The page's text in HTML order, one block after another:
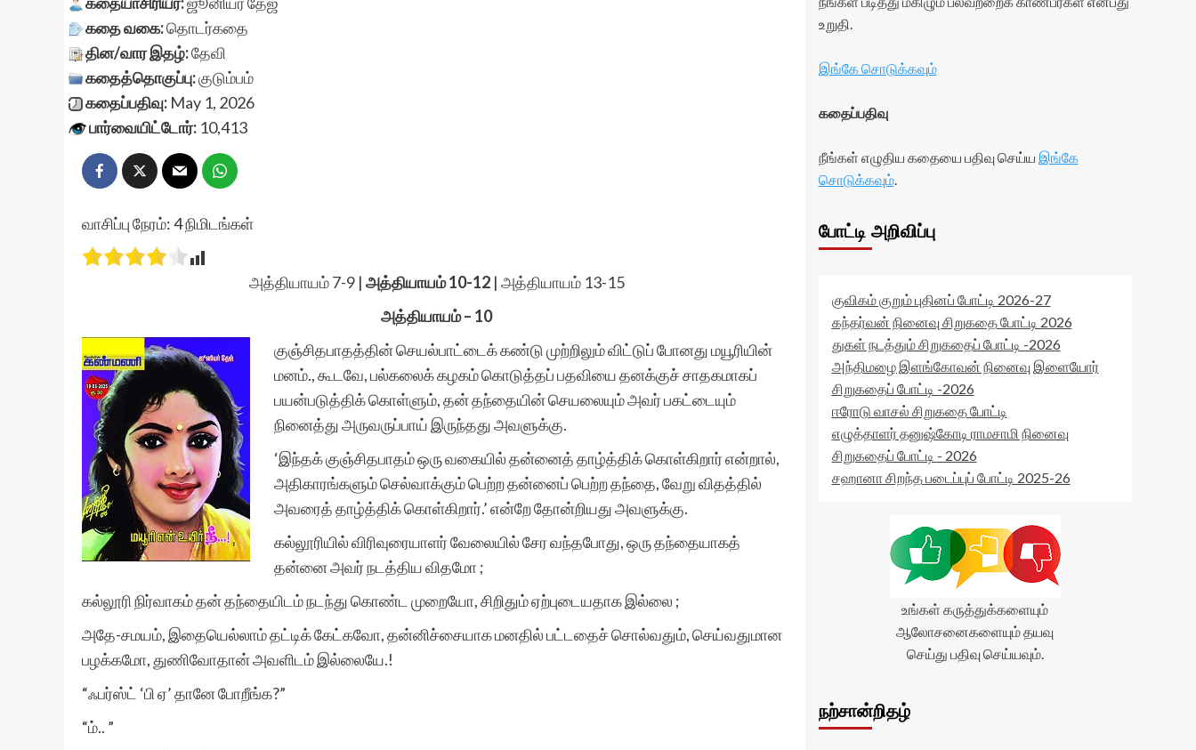
கதை வகை:தொடர்கதை
தின/வார இதழ்:தேவி
கதைத்தொகுப்பு:குடும்பம்
கதைப்பதிவு: May 1, 2026
பார்வையிட்டோர்: 10,413
வாசிப்பு நேரம்:4நிமிடங்கள்
அத்தியாயம் 7-9| அத்தியாயம் 10-12| அத்தியாயம் 13-15
அத்தியாயம் – 10
குஞ்சிதபாதத்தின் செயல்பாட்டைக் கண்டு முற்றிலும் விட்டுப் போனது மயூரியின்
மனம்., கூடவே, பல்கலைக் கழகம் கொடுத்தப் பதவியை தனக்குச் சாதகமாகப்
பயன்படுத்திக் கொள்ளும், தன் தந்தையின் செயலையும் அவர் பகட்டையும்
நினைத்து அருவருப்பாய் இருந்தது அவளுக்கு.
‘இந்தக் குஞ்சிதபாதம் ஒரு வகையில் தன்னைத் தாழ்த்திக் கொள்கிறார் என்றால்,
அதிகாரங்களும் செல்வாக்கும் பெற்ற தன்னைப் பெற்ற தந்தை, வேறு விதத்தில்
அவரைத் தாழ்த்திக் கொள்கிறார்.’ என்றே தோன்றியது அவளுக்கு.
கல்லூரியில் விரிவுரையாளர் வேலையில் சேர வந்தபோது, ஒரு தந்தையாகத்
தன்னை அவர் நடத்திய விதமோ ;
கல்லூரி நிர்வாகம் தன் தந்தையிடம் நடந்து கொண்ட முறையோ, சிறிதும் ஏற்புடையதாக இல்லை ;
அதே-சமயம், இதையெல்லாம் தட்டிக் கேட்கவோ, தன்னிச்சையாக மனதில் பட்டதைச் சொல்வதும், செய்வதுமான
பழக்கமோ, துணிவோதான் அவளிடம் இல்லையே.!
“ஃபர்ஸ்ட் ‘பி ஏ’ தானே போறீங்க?”
“ம்.. ”
உறுதி.
இங்கே சொடுக்கவும்
கதைப்பதிவு
நீங்கள் எழுதிய கதையை பதிவு செய்ய இங்கே
சொடுக்கவும்.
போட்டி அறிவிப்பு
குவிகம் குறும் புதினப் போட்டி 2026-27
கந்தர்வன் நினைவு சிறுகதை போட்டி 2026
துகள் நடத்தும் சிறுகதைப் போட்டி -2026
அந்திமழை இளங்கோவன் நினைவு இளையோர்
சிறுகதைப் போட்டி -2026
ஈரோடு வாசல் சிறுகதை போட்டி
எழுத்தாளர் தனுஷ்கோடி ராமசாமி நினைவு
சிறுகதைப் போட்டி - 2026
சஹானா சிறந்த படைப்புப் போட்டி 2025-26
உங்கள் கருத்துக்களையும்
ஆலோசனைகளையும் தயவு
செய்து பதிவு செய்யவும்.
நற்சான்றிதழ்